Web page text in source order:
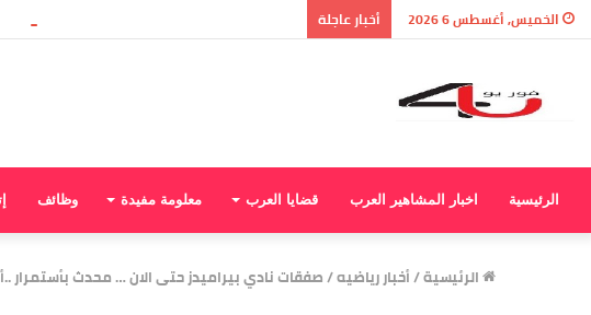
الخميس, أغسطس 6 2026 أخبار عاجلة
الرئيسية اخبار المشاهير العرب قضايا العرب معلومة مفيدة وظائف
الرئيسية/أخبار رياضيه/صفقات نادي بيراميدز حتى الان … محدث بأستمرار